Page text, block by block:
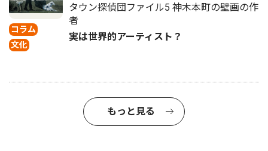
コラム
文化
タウン探偵団ファイル5 神木本町の壁画の作
者
実は世界的アーティスト？
もっと見る